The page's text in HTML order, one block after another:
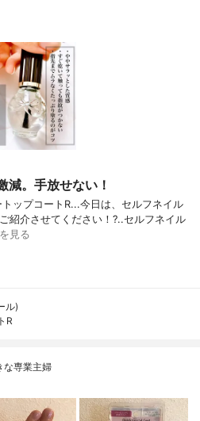
減。手放せない！
ップコートR...今日は、セルフネイル
紹介させてください！?..セルフネイル
見る
ル)
R
な専業主婦